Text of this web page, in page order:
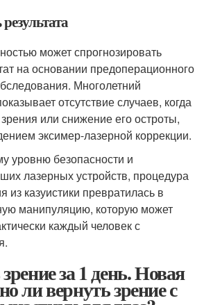
может спрогнозировать
на основании предоперационного
Многолетний
отсутствие случаев, когда
или снижение его остроты,
эксимер-лазерной коррекции.
уровню безопасности и
лазерных устройств, процедура
из казуистики превратилась в
манипуляцию, которую может
каждый человек с
за 1 день. Новая
ли вернуть зрение с